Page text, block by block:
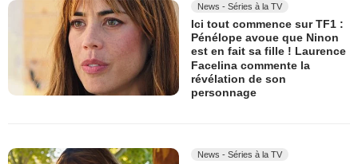
News - Séries à la TV
Ici tout commence sur TF1 :
Pénélope avoue que Ninon
est en fait sa fille ! Laurence
Facelina commente la
révélation de son
personnage
News - Séries à la TV